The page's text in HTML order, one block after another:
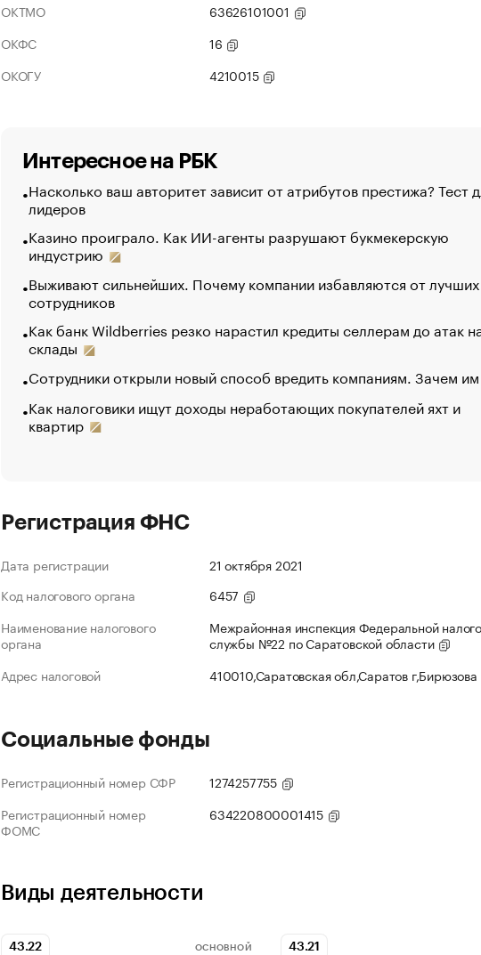
ОКТМО
63626101001
ОКФС
16
ОКОГУ
4210015
Интересное на РБК
Насколько ваш авторитет зависит от атрибутов престижа? Тест
лидеров
Казино проиграло. Как ИИ-агенты разрушают букмекерскую
индустрию
Выживают сильнейших. Почему компании избавляются от лучших
сотрудников
Как банк Wildberries резко нарастил кредиты селлерам до атак
склады
Сотрудники открыли новый способ вредить компаниям. Зачем
Как налоговики ищут доходы неработающих покупателей яхт и
квартир
Регистрация ФНС
Дата регистрации
21 октября 2021
Код налогового органа
6457
Наименование налогового
органа
Межрайонная инспекция Федеральной
службы №22 по Саратовской области
Адрес налоговой
410010,Саратовская обл,Саратов г,Бирюзова
Социальные фонды
Регистрационный номер СФР
1274257755
Регистрационный номер
ФОМС
634220800001415
Виды деятельности
43.22 ОСНОВНОЙ 43.21